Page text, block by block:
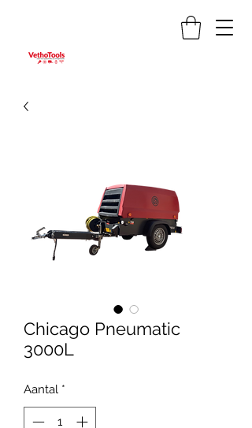
Chicago Pneumatic
3000L
Aantal *